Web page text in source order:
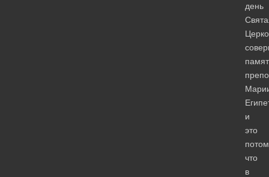
день
и
это
что
в